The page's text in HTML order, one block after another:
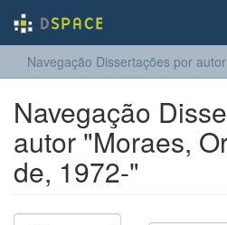
Navegação Dissertações por autor
Navegação
autor "Moraes,
de, 1972-"